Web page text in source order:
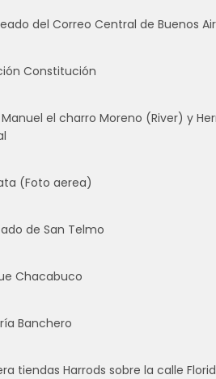
del Correo Central de Buenos
Constitución
el charro Moreno (River) y
(Foto aerea)
de San Telmo
Chacabuco
Banchero
tiendas Harrods sobre la calle